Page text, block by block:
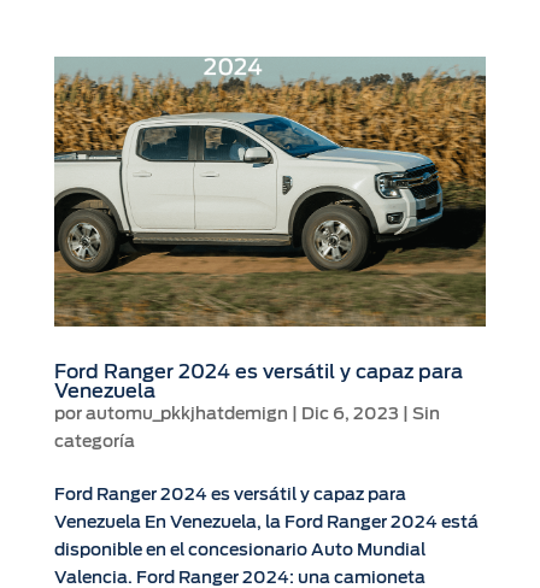
Ford Ranger 2024 es versátil y capaz para
Venezuela
por automu_pkkjhatdemign Dic 6, 2023
Sin
categoría
Ford Ranger 2024 es versátil y capaz para
Venezuela En Venezuela, la Ford Ranger 2024 está
disponible en el concesionario Auto Mundial
Valencia. Ford Ranger 2024: una camioneta